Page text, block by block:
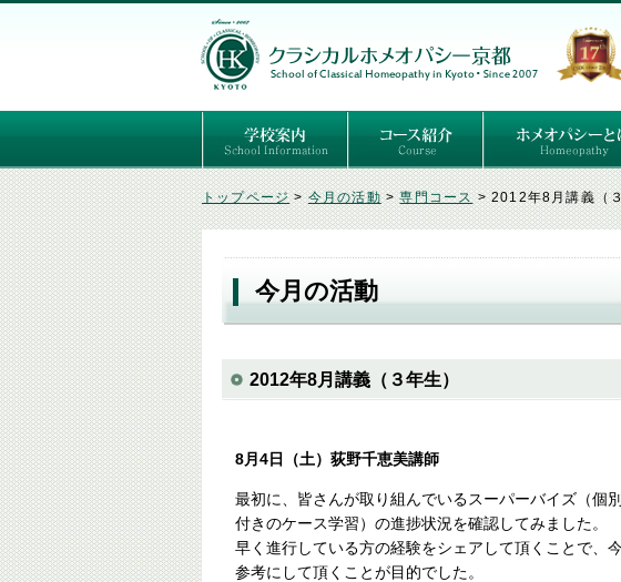
ごあいさつ
３つの基本理念
講師紹介
国際セミナー
ある日の学校生活（写真）
推薦者の声
よくあるご質問
予定表 はじめてのホメオパシー
セルフケアコース
専門コース（4年制）
専門コース（通信）
専門コース編入制度 ホメオパシーとは
クラシカルホメオ
オルガノンとは
ハーネマンの人生
ハーネマン以後の
レメディの使い方
トップページ>今月の活動>専門コース>2012年8月講義（
今月の活動
2012年8月講義（３年生）
8月4日（土）荻野千恵美講師
最初に、皆さんが取り組んでいるスーパーバイズ（個
付きのケース学習）の進捗状況を確認してみました。
早く進行している方の経験をシェアして頂くことで、
参考にして頂くことが目的でした。